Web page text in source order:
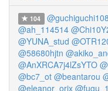
104 @guchiguchi108
@ah_114514
@YUNA_stud
@58680hjtn
@AnXRCA7j4lZsYTO
@bc7_ot @beantarou
@eleanor_orix